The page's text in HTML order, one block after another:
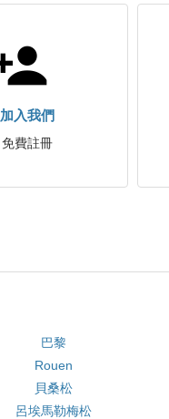
加入我們
免費註冊
巴黎
Rouen
貝桑松
呂埃馬勒梅松